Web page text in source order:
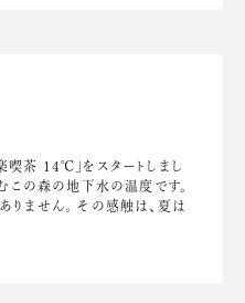
喫茶 14℃」をスタートしまし
の森の地下水の温度です。
りません。 その感触は、夏は